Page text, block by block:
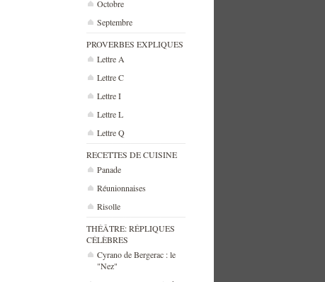
Octobre
Septembre
PROVERBES EXPLIQUES
Lettre A
Lettre C
Lettre I
Lettre L
Lettre Q
RECETTES DE CUISINE
Panade
Réunionnaises
Risolle
THÉÂTRE: RÉPLIQUES
CÉLÈBRES
Cyrano de Bergerac : le
"Nez"